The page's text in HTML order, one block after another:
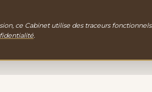
ce Cabinet utilise des traceurs
.